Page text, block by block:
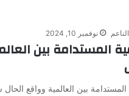
نوفمبر 10, 2024
المستدامة بين
المستدامة بين العالمية وواقع